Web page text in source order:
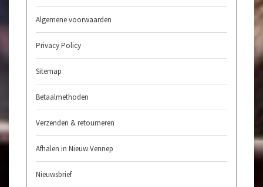
Algemene voorwaarden
Privacy Policy
Sitemap
Betaalmethoden
Verzenden & retourneren
Afhalen in Nieuw Vennep
Nieuwsbrief